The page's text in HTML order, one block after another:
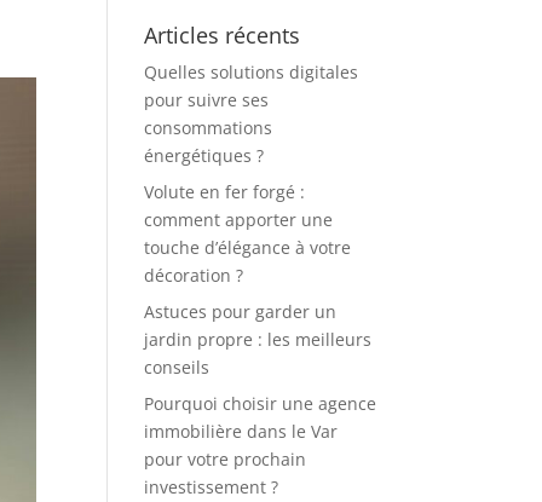
Articles récents
Quelles solutions digitales
pour suivre ses
consommations
énergétiques ?
Volute en fer forgé :
comment apporter une
touche d’élégance à votre
décoration ?
Astuces pour garder un
jardin propre : les meilleurs
conseils
Pourquoi choisir une agence
immobilière dans le Var
pour votre prochain
investissement ?